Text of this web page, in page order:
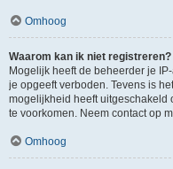
Omhoog
Waarom kan ik niet registreren?
Mogelijk heeft de beheerder je
je opgeeft verboden. Tevens is
mogelijkheid heeft uitgeschakeld
te voorkomen. Neem contact op
Omhoog